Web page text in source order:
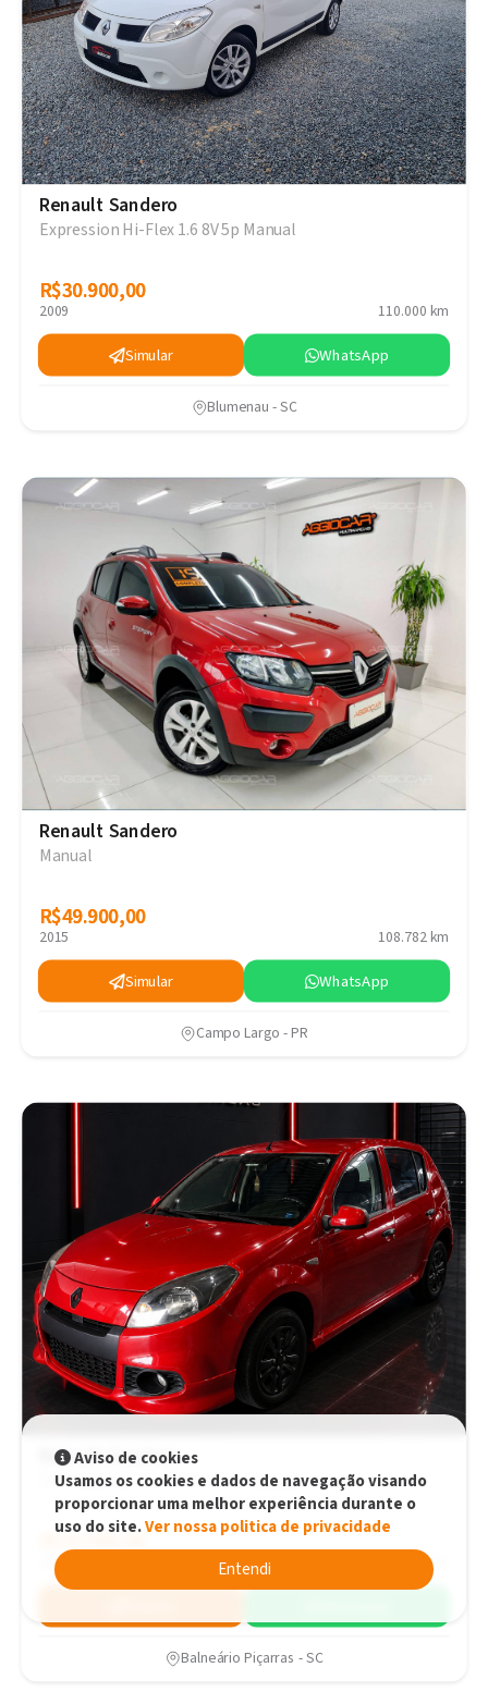
Renault Sandero
Expression Hi-Flex 1.6 8V 5p Manual
R$30.900,00
R$30.900,00
2009 110.000 km
Simular WhatsApp
Blumenau - SC
Renault Sandero
Manual
R$49.900,00
R$49.900,00
2015 108.782 km
Simular WhatsApp
Campo Largo - PR
Renault Sandero
EXPRESSION 1.0 COMPLETO Manual
R$33.900,00
R$33.900,00
2014 190.000 km
Balneário Piçarras - SC
Aviso de cookies
Usamos os cookies e dados de navegação visando
proporcionar uma melhor experiência durante o
uso do site.Ver nossa politica de privacidade
Entendi